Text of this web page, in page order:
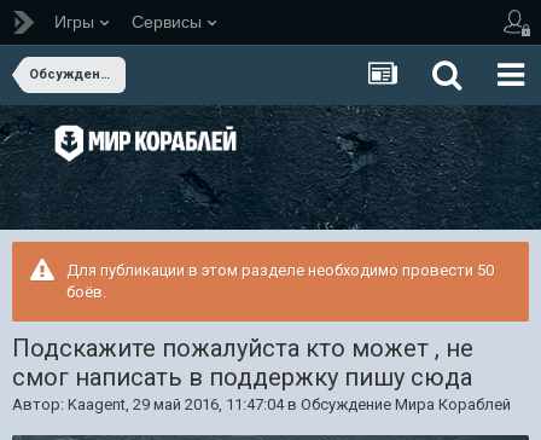
Игры Сервисы
Обсуждение Мира Кораблей
Для публикации в этом разделе необходимо провести 50
боёв.
Подскажите пожалуйста кто может , не
смог написать в поддержку пишу сюда
Автор: Kaagent, 29 май 2016, 11:47:04в Обсуждение Мира Кораблей